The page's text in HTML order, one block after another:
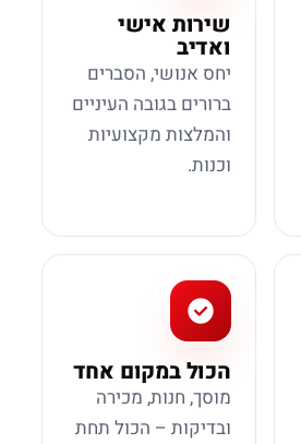
שירות אישי
ואדיב
יחס אנושי, הסברים
ברורים בגובה העיניים
והמלצות מקצועיות
וכנות.
הכול במקום אחד
מוסך, חנות, מכירה
ובדיקות – הכול תחת